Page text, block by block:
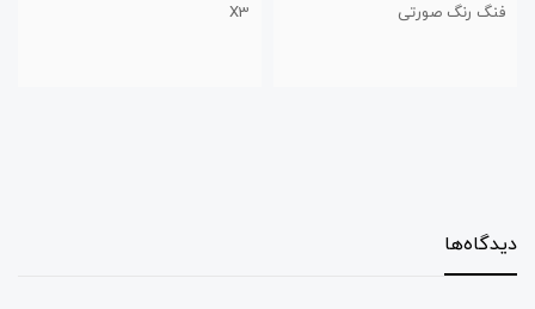
فنگ رنگ صورتی
X3
دیدگاه‌ها